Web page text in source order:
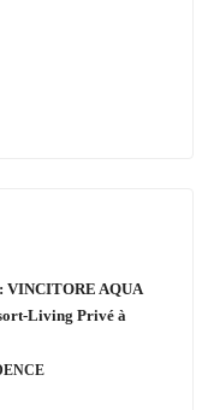
VINCITORE AQUA
Living Privé à